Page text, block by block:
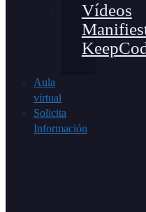
Vídeos
Aula
virtual
Solicita
Información